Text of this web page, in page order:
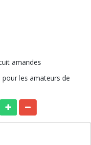
amandes
les amateurs de